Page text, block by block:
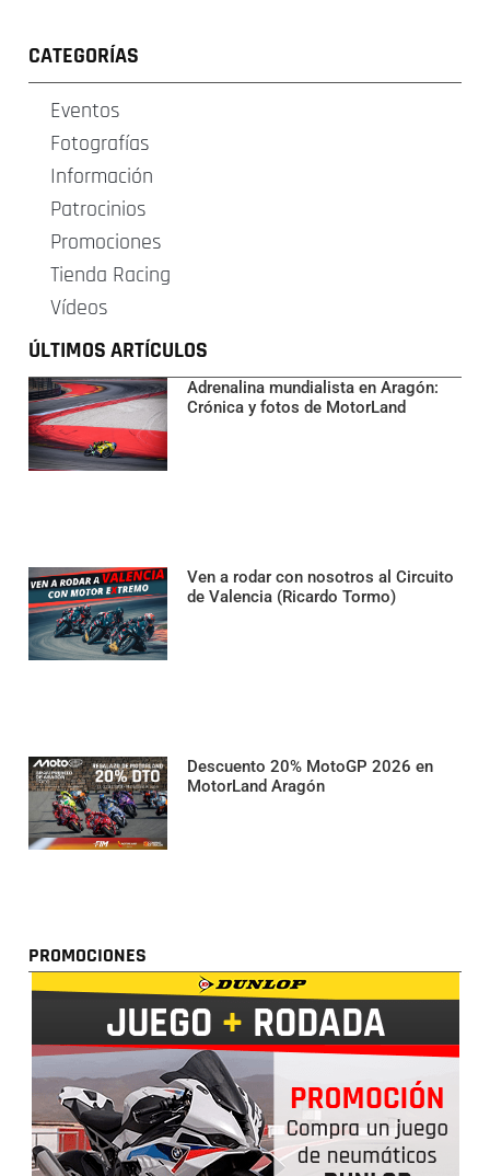
CATEGORÍAS
Eventos
Fotografías
Información
Patrocinios
Promociones
Tienda Racing
Vídeos
ÚLTIMOS ARTÍCULOS
Adrenalina mundialista en Aragón:
Crónica y fotos de MotorLand
Ven a rodar con nosotros al Circuito
de Valencia (Ricardo Tormo)
Descuento 20% MotoGP 2026 en
MotorLand Aragón
PROMOCIONES